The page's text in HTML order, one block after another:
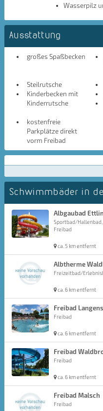
Wasserpilz
Ausstattung
großes Spaßbecken
Steilrutsche
Kinderbecken mit
Kinderrutsche
kostenfreie
Parkplätze direkt
vorm Freibad
Schwimmbäder in
Albgaubad
Sportbad/
Freibad
ca. 5 km entfernt
Albtherme
Freizeitbad/
ca. 6 km entfernt
Freibad
Freibad
ca. 6 km entfernt
Freibad
Freibad
ca. 6 km entfernt
Freibad Malsch
Freibad